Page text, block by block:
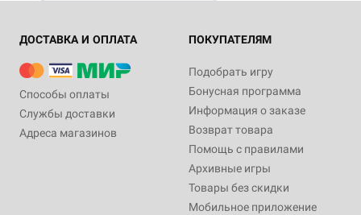
ДОСТАВКА И ОПЛАТА
Способы оплаты
Службы доставки
Адреса магазинов
ПОКУПАТЕЛЯМ
Подобрать игру
Бонусная программа
Информация о заказе
Возврат товара
Помощь с правилами
Архивные игры
Товары без скидки
Мобильное приложение